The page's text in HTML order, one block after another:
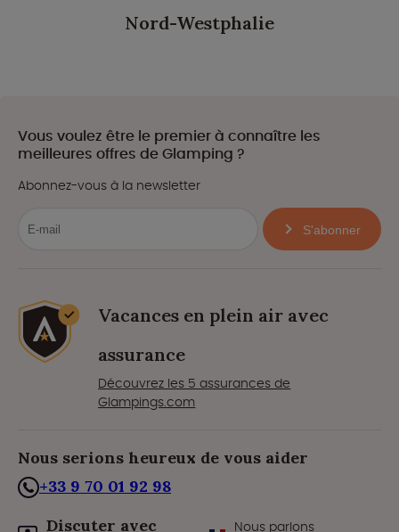
Nord-Westphalie
Vous voulez être le premier à connaître les
meilleures offres de Glamping ?
Abonnez-vous à la newsletter
S'abonner
Vacances en plein air avec
assurance
Découvrez les 5 assurances de
Glampings.com
Nous serions heureux de vous aider
+33 9 70 01 92 98
Discuter avec
Nous parlons